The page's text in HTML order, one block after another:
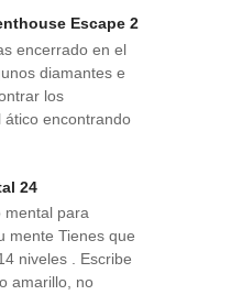
Escape 2
encerrado en el
diamantes e
los
ático encontrando
24
mental para
mente Tienes que
niveles . Escribe
amarillo, no